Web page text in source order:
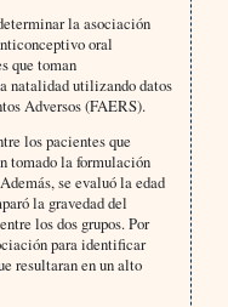
la asociación
oral
que toman
natalidad utilizando datos
Adversos (FAERS).
los pacientes que
tomado la formulación
se evaluó la edad
la gravedad del
los dos grupos. Por
para identificar
resultaran en un alto